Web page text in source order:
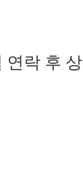
연락 후